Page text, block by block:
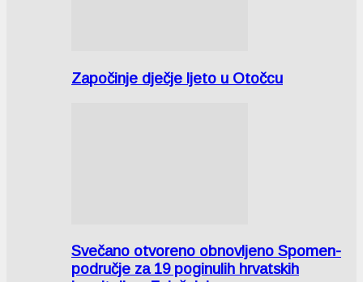
Započinje dječje ljeto u Otočcu
Svečano otvoreno obnovljeno Spomen-
područje za 19 poginulih hrvatskih